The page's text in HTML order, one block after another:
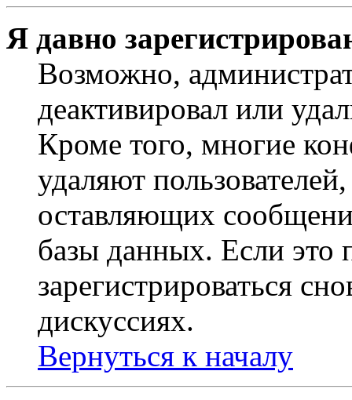
Я давно
Возможно,
деактивировал или
Кроме того, многие
удаляют
оставляющих
базы данных. Если это
зарегистрироваться
дискуссиях.
Вернуться к началу